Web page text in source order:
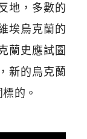
地，多數的
埃烏克蘭的
蘭史應試圖
新的烏克蘭
的。